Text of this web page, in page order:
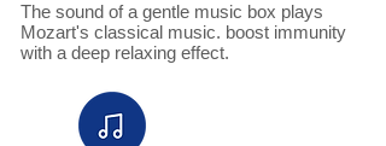
The sound of a gentle music box plays
Mozart's classical music. boost immunity
with a deep relaxing effect.